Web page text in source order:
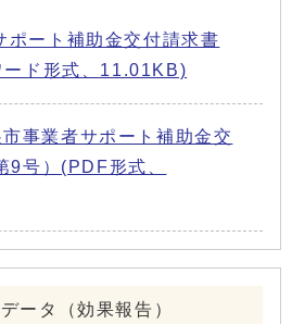
ポート補助金交付請求書
ード形式、11.01KB)
市事業者サポート補助金交
9号）(PDF形式、
ータ（効果報告）